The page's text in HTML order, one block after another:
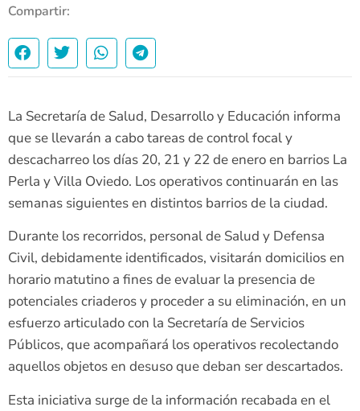
Compartir:
La Secretaría de Salud, Desarrollo y Educación informa
que se llevarán a cabo tareas de control focal y
descacharreo los días 20, 21 y 22 de enero en barrios La
Perla y Villa Oviedo. Los operativos continuarán en las
semanas siguientes en distintos barrios de la ciudad.
Durante los recorridos, personal de Salud y Defensa
Civil, debidamente identificados, visitarán domicilios en
horario matutino a fines de evaluar la presencia de
potenciales criaderos y proceder a su eliminación, en un
esfuerzo articulado con la Secretaría de Servicios
Públicos, que acompañará los operativos recolectando
aquellos objetos en desuso que deban ser descartados.
Esta iniciativa surge de la información recabada en el